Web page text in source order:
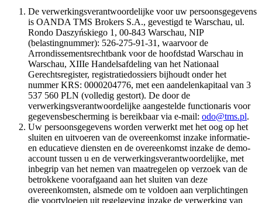
De verwerkingsverantwoordelijke voor uw persoonsgegevens
is OANDA TMS Brokers S.A., gevestigd te Warschau, ul.
Rondo Daszyńskiego 1, 00-843 Warschau, NIP
(belastingnummer): 526-275-91-31, waarvoor de
Arrondissementsrechtbank voor de hoofdstad Warschau in
Warschau, XIIIe Handelsafdeling van het Nationaal
Gerechtsregister, registratiedossiers bijhoudt onder het
nummer KRS: 0000204776, met een aandelenkapitaal van 3
537 560 PLN (volledig gestort). De door de
verwerkingsverantwoordelijke aangestelde functionaris voor
gegevensbescherming is bereikbaar via e-mail: odo@tms.pl.
Uw persoonsgegevens worden verwerkt met het oog op het
sluiten en uitvoeren van de overeenkomst inzake informatie-
en educatieve diensten en de overeenkomst inzake de demo-
account tussen u en de verwerkingsverantwoordelijke, met
inbegrip van het nemen van maatregelen op verzoek van de
betrokkene voorafgaand aan het sluiten van deze
overeenkomsten, alsmede om te voldoen aan verplichtingen
die voortvloeien uit regelgeving inzake de verwerking van